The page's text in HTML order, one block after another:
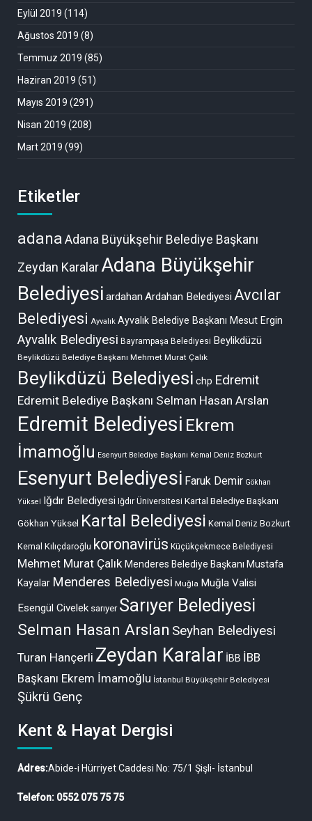
Eylül 2019 (114)
Ağustos 2019 (8)
Temmuz 2019 (85)
Haziran 2019 (51)
Mayıs 2019 (291)
Nisan 2019 (208)
Mart 2019 (99)
Etiketler
adanaAdana Büyükşehir Belediye Başkanı
Zeydan KaralarAdana Büyükşehir
Belediyesi ardahan Ardahan Belediyesi Avcılar
Belediyesi Ayvalık Ayvalık Belediye Başkanı Mesut Ergin
Ayvalık Belediyesi Bayrampaşa Belediyesi Beylikdüzü
Beylikdüzü Belediye Başkanı Mehmet Murat Çalık
Beylikdüzü Belediyesi chp Edremit
Edremit Belediye Başkanı Selman Hasan Arslan
Edremit Belediyesi Ekrem
İmamoğlu Esenyurt Belediye Başkanı Kemal Deniz Bozkurt
Esenyurt Belediyesi Faruk Demir Gökhan
Yüksel Iğdır Belediyesi Iğdır Üniversitesi Kartal Belediye Başkanı
Gökhan Yüksel Kartal Belediyesi Kemal Deniz Bozkurt
Kemal Kılıçdaroğlu koronavirüs Küçükçekmece Belediyesi
Mehmet Murat Çalık Menderes Belediye Başkanı Mustafa
Kayalar Menderes Belediyesi Muğla Muğla Valisi
Esengül Civelek sarıyer Sarıyer Belediyesi
Selman Hasan Arslan Seyhan Belediyesi
Turan Hançerli Zeydan Karalar İBB İBB
Başkanı Ekrem İmamoğlu İstanbul Büyükşehir Belediyesi
Şükrü Genç
Kent & Hayat Dergisi
Adres:Abide-i Hürriyet Caddesi No: 75/1 Şişli- İstanbul
Telefon: 0552 075 75 75